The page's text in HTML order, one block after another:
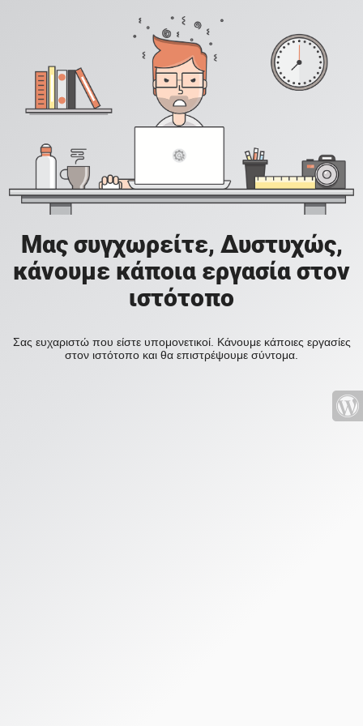
Μας συγχωρείτε, Δυστυχώς,
κάνουμε κάποια εργασία στον
ιστότοπο
Σας ευχαριστώ που είστε υπομονετικοί. Κάνουμε κάποιες εργασίες
στον ιστότοπο και θα επιστρέψουμε σύντομα.